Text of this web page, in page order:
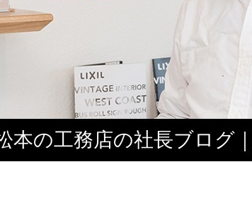
本の工務店の社長ブログ